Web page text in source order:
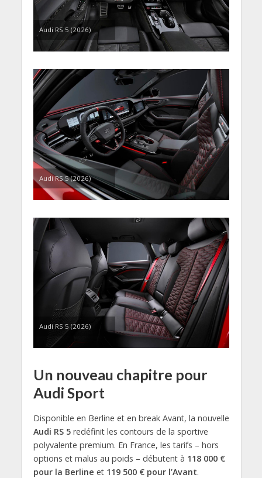
Audi RS 5 (2026)
Audi RS 5 (2026)
Audi RS 5 (2026)
Un nouveau chapitre pour
Audi Sport
Disponible en Berline et en break Avant, la nouvelle
Audi RS 5redéfinit les contours de la sportive
polyvalente premium. En France, les tarifs – hors
options et malus au poids – débutent à 118 000 €
pour la Berline et 119 500 € pour l’Avant.